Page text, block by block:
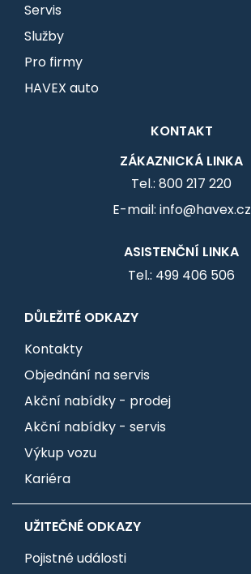
Servis
Služby
Pro firmy
HAVEX auto
KONTAKT
ZÁKAZNICKÁ LINKA
Tel.: 800 217 220
E-mail: info@havex.cz
ASISTENČNÍ LINKA
Tel.: 499 406 506
DŮLEŽITÉ ODKAZY
Kontakty
Objednání na servis
Akční nabídky - prodej
Akční nabídky - servis
Výkup vozu
Kariéra
UŽITEČNÉ ODKAZY
Pojistné události